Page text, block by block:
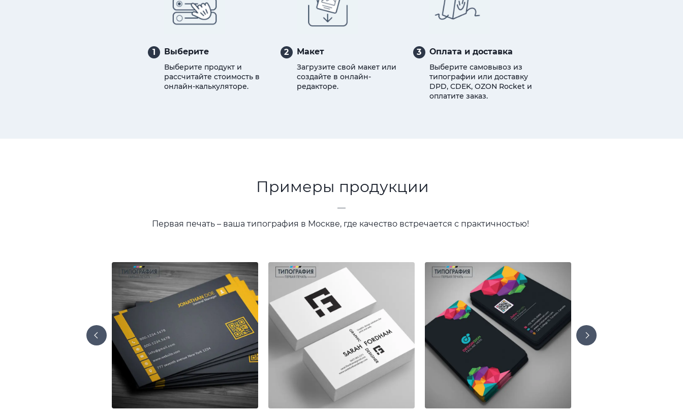
1 Выберите
Выберите продукт и
рассчитайте стоимость в
онлайн-калькуляторе.
2 Макет
Загрузите свой макет или
создайте в онлайн-
редакторе.
3 Оплата и доставка
Выберите самовывоз из
типографии или доставку
DPD, CDEK, OZON Rocket и
оплатите заказ.
Примеры продукции
—
Первая печать – ваша типография в Москве, где качество встречается с практичностью!